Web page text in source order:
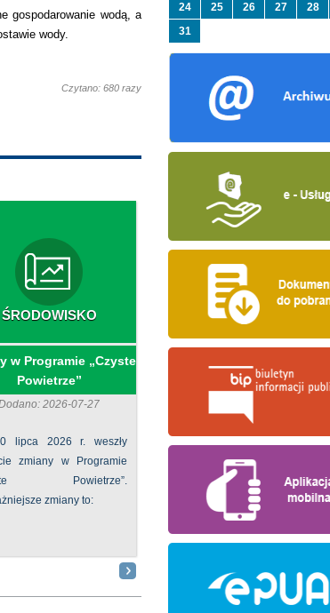
gospodarowanie wodą, a
wody.
Czytano: 680 razy
ŚRODOWISKO
w Programie „Czyste
Powietrze”
2026-07-27
lipca 2026 r. weszły
zmiany w Programie
Powietrze”.
zmiany to:
24
25 26 27 28
31